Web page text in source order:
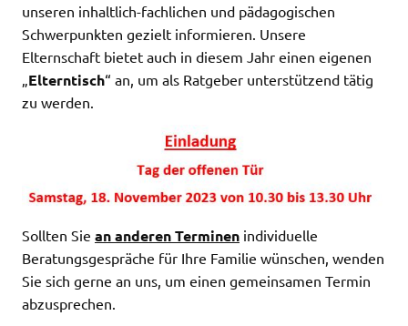
unseren inhaltlich-fachlichen und pädagogischen
Schwerpunkten gezielt informieren. Unsere
Elternschaft bietet auch in diesem Jahr einen eigenen
Elterntisch“ an, um als Ratgeber unterstützend tätig
zu werden.
Sollten Sie an anderen Terminen individuelle
Beratungsgespräche für Ihre Familie wünschen, wenden
Sie sich gerne an uns, um einen gemeinsamen Termin
abzusprechen.